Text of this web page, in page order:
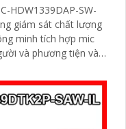
HDW1339DAP-SW-
giám sát chất lượng
và phương tiện và